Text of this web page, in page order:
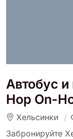
Автобус
Hop On-
Хельсинки
Забронируйте